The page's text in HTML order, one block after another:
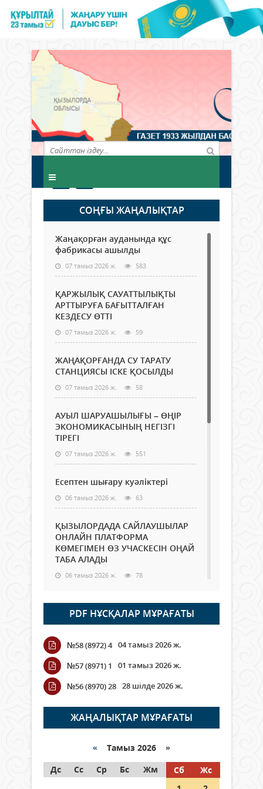
СОҢҒЫ ЖАҢАЛЫҚТАР
Жаңақорған ауданында құс
фабрикасы ашылды
07 тамыз 2026 ж. 583
ҚАРЖЫЛЫҚ САУАТТЫЛЫҚТЫ
АРТТЫРУҒА БАҒЫТТАЛҒАН
КЕЗДЕСУ ӨТТІ
07 тамыз 2026 ж. 59
ЖАҢАҚОРҒАНДА СУ ТАРАТУ
СТАНЦИЯСЫ ІСКЕ ҚОСЫЛДЫ
07 тамыз 2026 ж. 58
АУЫЛ ШАРУАШЫЛЫҒЫ – ӨҢІР
ЭКОНОМИКАСЫНЫҢ НЕГІЗГІ
ТІРЕГІ
07 тамыз 2026 ж. 551
Есептен шығару куәліктері
06 тамыз 2026 ж. 63
ҚЫЗЫЛОРДАДА САЙЛАУШЫЛАР
ОНЛАЙН ПЛАТФОРМА
КӨМЕГІМЕН ӨЗ УЧАСКЕСІН ОҢАЙ
ТАБА АЛАДЫ
06 тамыз 2026 ж. 78
Open Air: Қызылорда облысы
полиция департаменті 20
мыңнан астам көрерменнің
қауіпсіздігін қамтамасыз етті
06 тамыз 2026 ж.
Wi-Fi ҚАБЫРҒА АРҚЫЛЫ ҚАЛАЙ
ӨТЕДІ?
06 тамыз 2026 ж. 255
граждане Казахстана,
05 тамыз 2026 ж. 134
PDF НҰСҚАЛАР МҰРАҒАТЫ
№58 (8972) 4 04 тамыз 2026 ж.
№57 (8971) 1
01 тамыз 2026 ж.
№56 (8970) 28 28 шілде 2026 ж.
ЖАҢАЛЫҚТАР МҰРАҒАТЫ
« Тамыз 2026 »
Дс
Сс Ср Бс Жм Сб
Жс